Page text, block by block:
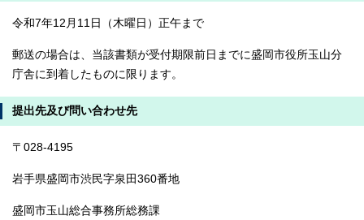
令和7年12月11日（木曜日）正午まで
郵送の場合は、当該書類が受付期限前日までに盛岡市役所玉山分
庁舎に到着したものに限ります。
提出先及び問い合わせ先
〒028-4195
岩手県盛岡市渋民字泉田360番地
盛岡市玉山総合事務所総務課